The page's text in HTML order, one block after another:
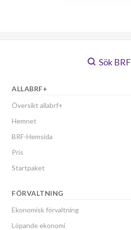
Sök BRF
ALLABRF+
Översikt allabrf+
Hemnet
BRF-Hemsida
Pris
Startpaket
FÖRVALTNING
Ekonomisk förvaltning
Löpande ekonomi